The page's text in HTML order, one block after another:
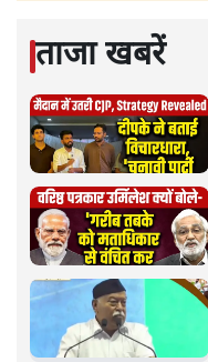
ताजा खबरें